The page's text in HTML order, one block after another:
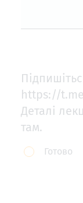
https://
Деталі
там.
Готово